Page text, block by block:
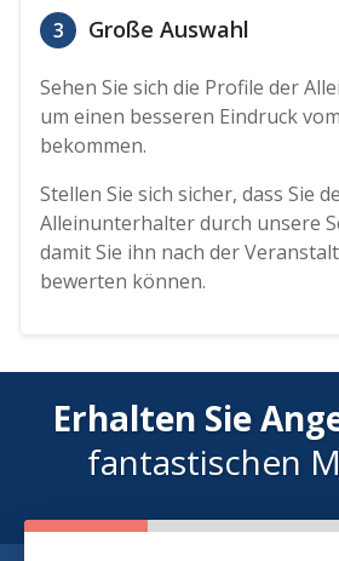
3 Große Auswahl
Sehen Sie sich die Profile der
um einen besseren Eindruck
bekommen.
Stellen Sie sich sicher, dass Sie
Alleinunterhalter durch unsere
damit Sie ihn nach der
bewerten können.
Erhalten Sie
fantastischen